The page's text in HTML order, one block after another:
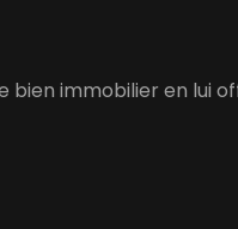
bien immobilier en lui